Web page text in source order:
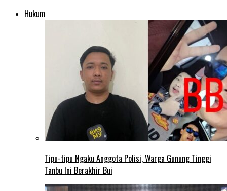
Hukum
Tipu-tipu Ngaku Anggota Polisi, Warga Gunung Tinggi
Tanbu Ini Berakhir Bui